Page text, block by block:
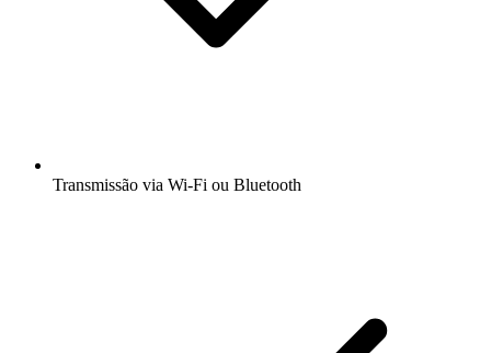
Transmissão via Wi-Fi ou Bluetooth